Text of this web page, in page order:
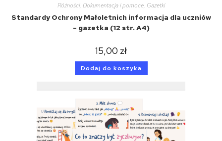
Różności, Dokumentacja i pomoce, Gazetki
Standardy Ochrony Małoletnich informacja dla uczniów
– gazetka (12 str. A4)
15,00 zł
Dodaj do koszyka